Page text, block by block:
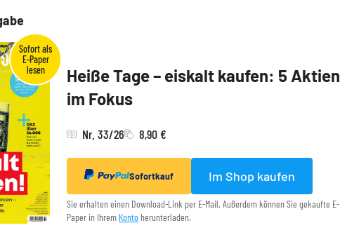
Heiße Tage – eiskalt kaufen: 5 Aktien
im Fokus
Nr. 33/26 8,90 €
Sofortkauf Im Shop kaufen
Sie erhalten einen Download-Link per E-Mail. Außerdem können Sie gekaufte E-
Paper in Ihrem Konto herunterladen.